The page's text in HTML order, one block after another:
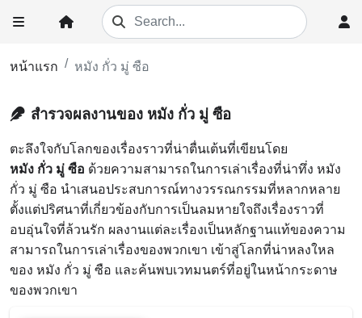
หน้าแรก หมัง กั่ว มู่ ซือ
สำรวจผลงานของ หมัง กั่ว มู่ ซือ
ตะลึงใจกับโลกของเรื่องราวที่น่าตื่นเต้นที่เขียนโดย
หมัง กั่ว มู่ ซือ ด้วยความสามารถในการเล่าเรื่องที่น่าทึ่ง หมัง
กั่ว มู่ ซือ นำเสนอประสบการณ์ทางวรรณกรรมที่หลากหลาย
ตั้งแต่ปริศนาที่เกี่ยวข้องกับการเป็นลมหายใจถึงเรื่องราวที่
อบอุ่นใจที่ล้วนรัก ผลงานแต่ละเรื่องเป็นหลักฐานแท้ของความ
สามารถในการเล่าเรื่องของพวกเขา เข้าสู่โลกที่น่าหลงใหล
ของ หมัง กั่ว มู่ ซือ และค้นพบเวทมนตร์ที่อยู่ในหน้ากระดาษ
ของพวกเขา